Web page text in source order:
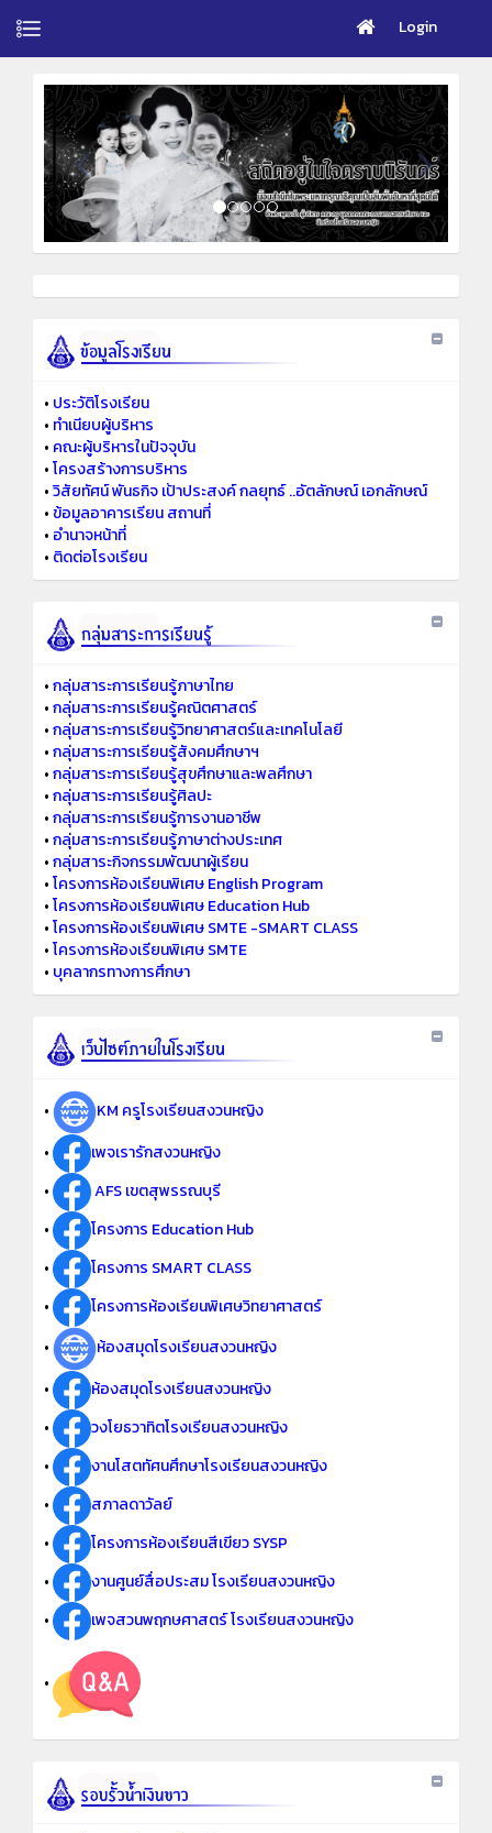
Login
• ประวัติโรงเรียน
• ทำเนียบผู้บริหาร
• คณะผู้บริหารในปัจจุบัน
•โครงสร้างการบริหาร
•วิสัยทัศน์ พันธกิจ เป้าประสงค์ กลยุทธ์ ..อัตลักษณ์ เอกลักษณ์
• ข้อมูลอาคารเรียน สถานที่
• อำนาจหน้าที่
• ติดต่อโรงเรียน
•กลุ่มสาระการเรียนรู้ภาษาไทย
•กลุ่มสาระการเรียนรู้คณิตศาสตร์
•กลุ่มสาระการเรียนรู้วิทยาศาสตร์และเทคโนโลยี
•กลุ่มสาระการเรียนรู้สังคมศึกษาฯ
•กลุ่มสาระการเรียนรู้สุขศึกษาและพลศึกษา
•กลุ่มสาระการเรียนรู้ศิลปะ
•กลุ่มสาระการเรียนรู้การงานอาชีพ
•กลุ่มสาระการเรียนรู้ภาษาต่างประเทศ
•กลุ่มสาระกิจกรรมพัฒนาผู้เรียน
•โครงการห้องเรียนพิเศษ English Program
•โครงการห้องเรียนพิเศษ Education Hub
•โครงการห้องเรียนพิเศษ SMTE -SMART CLASS
•โครงการห้องเรียนพิเศษ SMTE
• บุคลากรทางการศึกษา
•
KM ครูโรงเรียนสงวนหญิง
•
เพจเรารักสงวนหญิง
•
AFS เขตสุพรรณบุรี
•
โครงการ Education Hub
•
โครงการ SMART CLASS
•
โครงการห้องเรียนพิเศษวิทยาศาสตร์
•
ห้องสมุดโรงเรียนสงวนหญิง
•
ห้องสมุดโรงเรียนสงวนหญิง
•
วงโยธวาทิตโรงเรียนสงวนหญิง
•
งานโสตทัศนศึกษาโรงเรียนสงวนหญิง
•
สภาลดาวัลย์
•
โครงการห้องเรียนสีเขียว SYSP
•
งานศูนย์สื่อประสม โรงเรียนสงวนหญิง
•
เพจสวนพฤกษศาสตร์ โรงเรียนสงวนหญิง
•